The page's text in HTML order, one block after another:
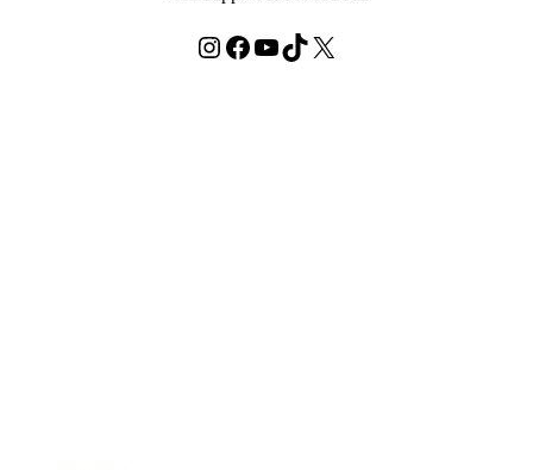
Instagram
Facebook
YouTube
TikTok
X